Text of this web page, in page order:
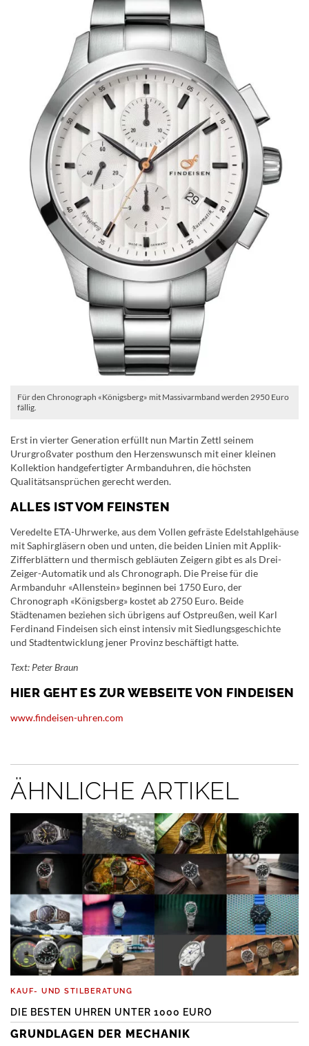
Für den Chronograph «Königsberg» mit Massivarmband werden 2950 Euro
fällig.
Erst in vierter Generation erfüllt nun Martin Zettl seinem
Ururgroßvater posthum den Herzenswunsch mit einer kleinen
Kollektion handgefertigter Armbanduhren, die höchsten
Qualitätsansprüchen gerecht werden.
ALLES IST VOM FEINSTEN
Veredelte ETA-Uhrwerke, aus dem Vollen gefräste Edelstahlgehäuse
mit Saphirgläsern oben und unten, die beiden Linien mit Applik-
Zifferblättern und thermisch gebläuten Zeigern gibt es als Drei-
Zeiger-Automatik und als Chronograph. Die Preise für die
Armbanduhr «Allenstein» beginnen bei 1750 Euro, der
Chronograph «Königsberg» kostet ab 2750 Euro. Beide
Städtenamen beziehen sich übrigens auf Ostpreußen, weil Karl
Ferdinand Findeisen sich einst intensiv mit Siedlungsgeschichte
und Stadtentwicklung jener Provinz beschäftigt hatte.
Text: Peter Braun
HIER GEHT ES ZUR WEBSEITE VON FINDEISEN
www.findeisen-uhren.com
ÄHNLICHE ARTIKEL
KAUF- UND STILBERATUNG
DIE BESTEN UHREN UNTER 1000 EURO
GRUNDLAGEN DER MECHANIK